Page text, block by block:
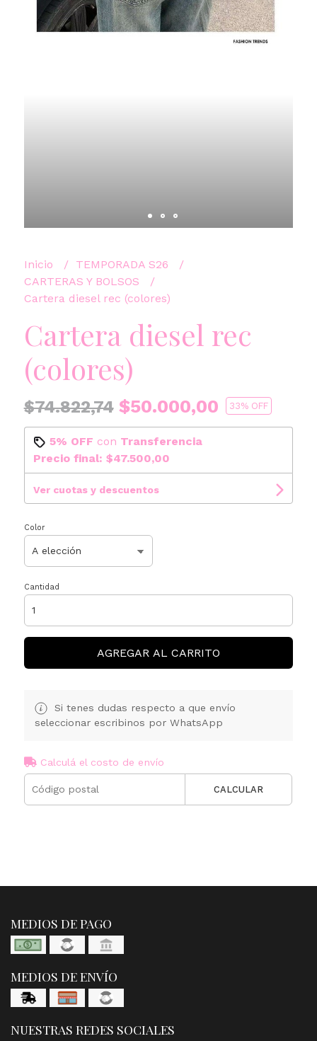
Inicio
TEMPORADA S26
CARTERAS Y BOLSOS
Cartera diesel rec (colores)
Cartera diesel rec
(colores)
$74.822,74$50.000,00 33% OFF
5% OFF con Transferencia
Precio final: $47.500,00
Ver cuotas y descuentos
Color
Cantidad
AGREGAR AL CARRITO
Si tenes dudas respecto a que envío
seleccionar escribinos por WhatsApp
Calculá el costo de envío
CALCULAR
MEDIOS DE PAGO
MEDIOS DE ENVÍO
NUESTRAS REDES SOCIALES